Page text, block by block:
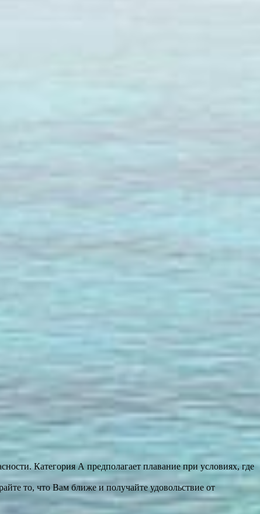
Категория А предполагает плавание при условиях, где
то, что Вам ближе и получайте удовольствие от